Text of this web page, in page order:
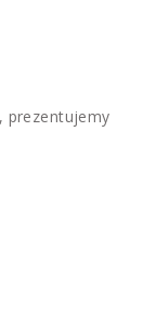
prezentujemy